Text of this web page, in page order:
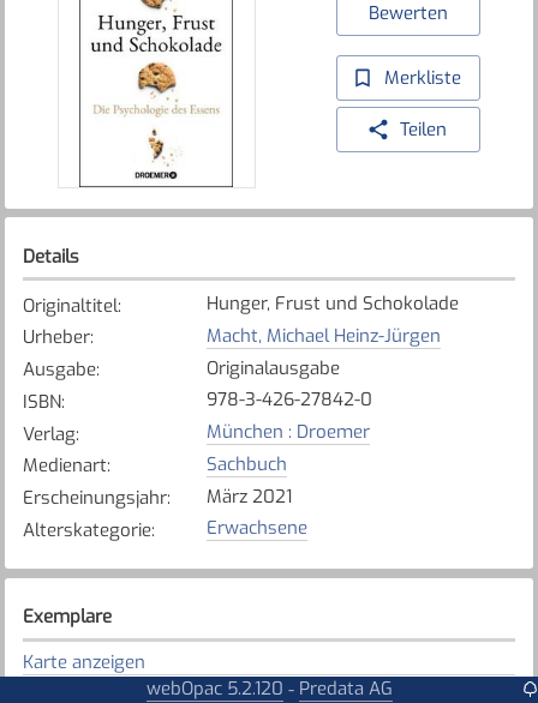
Bewerten
Merkliste
Teilen
Details
Originaltitel:
Hunger, Frust und Schokolade
Urheber:
Macht, Michael Heinz-Jürgen
Ausgabe:
Originalausgabe
ISBN:
978-3-426-27842-0
Verlag:
München : Droemer
Medienart:
Sachbuch
Erscheinungsjahr:
März 2021
Alterskategorie: Erwachsene
Exemplare
Karte anzeigen
webOpac 5.2.120 - Predata AG